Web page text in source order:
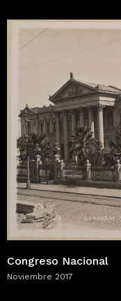
Congreso Nacional
Noviembre 2017